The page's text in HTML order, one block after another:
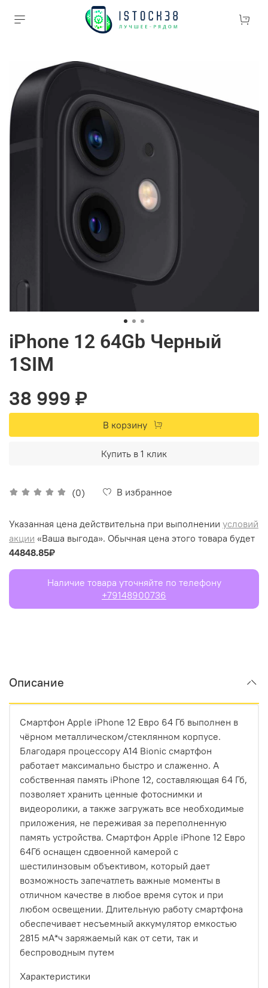
iPhone 12 64Gb Черный
1SIM
(0) В избранное
38 999 ₽
В корзину
Купить в 1 клик
Указанная цена действительна при выполнении условий
акции «Ваша выгода». Обычная цена этого товара будет
44848.85₽
Наличие товара уточняйте по телефону
+79148900736
Описание
Смартфон Apple iPhone 12 Евро 64 Гб выполнен в
чёрном металлическом/стеклянном корпусе.
Благодаря процессору A14 Bionic смартфон
работает максимально быстро и слаженно. А
собственная память iPhone 12, составляющая 64 Гб,
позволяет хранить ценные фотоснимки и
видеоролики, а также загружать все необходимые
приложения, не переживая за переполненную
память устройства. Смартфон Apple iPhone 12 Евро
64Гб оснащен сдвоенной камерой с
шестилинзовым объективом, который дает
возможность запечатлеть важные моменты в
отличном качестве в любое время суток и при
любом освещении. Длительную работу смартфона
обеспечивает несъемный аккумулятор емкостью
2815 мА*ч заряжаемый как от сети, так и
беспроводным путем
Характеристики